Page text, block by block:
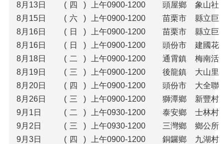
8月13日
( 四 ) 上午0900-1200 頭屋鄉
象山社
8月15日
( 六 ) 上午0900-1200 苗栗市
縣立巨
8月16日
( 日 ) 上午0900-1200 苗栗市
縣立巨
8月16日
( 日 ) 上午0900-1200 頭份市
建國花
8月18日
( 二 ) 上午0900-1200 通霄鎮
梅南活
8月19日
( 三 ) 上午0900-1200 後龍鎮
大山里
8月20日
( 四 ) 上午0900-1200 頭份市
大全聯
8月26日
( 三 ) 上午0900-1200 獅潭鄉
新豐村
9月1日
( 二 ) 上午0930-1200 泰安鄉
士林村
9月2日
( 三 ) 上午0930-1200 三灣鄉
鄉公所(
9月3日
( 四 ) 上午0900-1200 銅鑼鄉
九湖村